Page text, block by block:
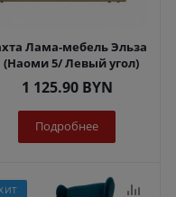
Лама-мебель Эльза
(Наоми 5/ Левый угол)
1 125.90BYN
Подробнее